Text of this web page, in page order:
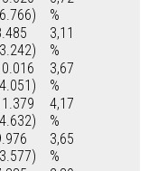
%
3,11
%
3,67
%
4,17
%
3,65
%